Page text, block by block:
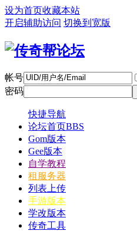
设为首页收藏本站
开启辅助访问 切换到宽版
帐号
密码
快捷导航
论坛首页BBS
Gom版本
Gee版本
自学教程
租服务器
列表上传
手游版本
学改版本
传奇工具